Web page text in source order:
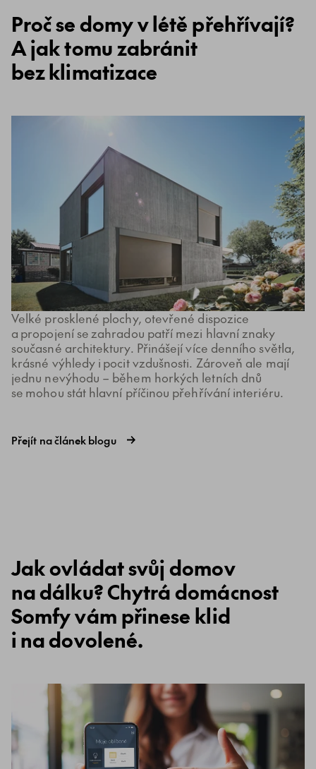
Proč se domy v létě přehřívají?
A jak tomu zabránit
bez klimatizace
Velké prosklené plochy, otevřené dispozice
a propojení se zahradou patří mezi hlavní znaky
současné architektury. Přinášejí více denního světla,
krásné výhledy i pocit vzdušnosti. Zároveň ale mají
jednu nevýhodu – během horkých letních dnů
se mohou stát hlavní příčinou přehřívání interiéru.
Přejít na článek blogu
Jak ovládat svůj domov
na dálku? Chytrá domácnost
Somfy vám přinese klid
i na dovolené.